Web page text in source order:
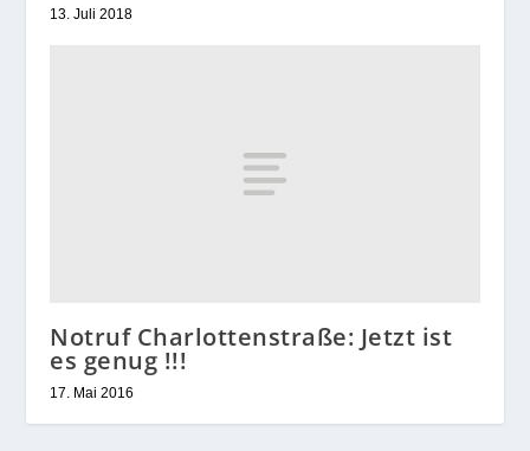
13. Juli 2018
Notruf Charlottenstraße: Jetzt ist
es genug !!!
17. Mai 2016